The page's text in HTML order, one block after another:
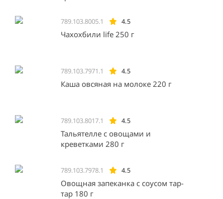
789.103.8005.1 4.5
Чахохбили life 250 г
789.103.7971.1 4.5
Каша овсяная на молоке 220 г
789.103.8017.1 4.5
Тальятелле с овощами и
креветками 280 г
789.103.7978.1 4.5
Овощная запеканка с соусом тар-
тар 180 г